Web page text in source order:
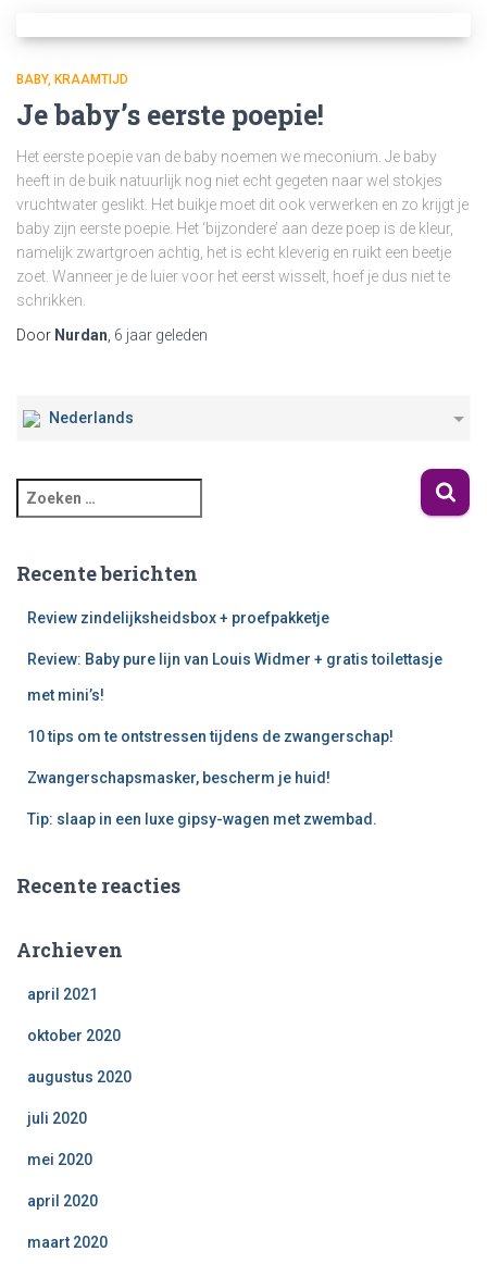
BABY KRAAMTIJD
Je baby’s eerste poepie!
Het eerste poepie van de baby noemen we meconium. Je baby
heeft in de buik natuurlijk nog niet echt gegeten naar wel stokjes
vruchtwater geslikt. Het buikje moet dit ook verwerken en zo krijgt je
baby zijn eerste poepie. Het ‘bijzondere’ aan deze poep is de kleur,
namelijk zwartgroen achtig, het is echt kleverig en ruikt een beetje
zoet. Wanneer je de luier voor het eerst wisselt, hoef je dus niet te
schrikken.
Door Nurdan 6 jaar geleden
Nederlands
Recente berichten
Review zindelijksheidsbox + proefpakketje
Review: Baby pure lijn van Louis Widmer + gratis toilettasje
met mini’s!
10 tips om te ontstressen tijdens de zwangerschap!
Zwangerschapsmasker, bescherm je huid!
Tip: slaap in een luxe gipsy-wagen met zwembad.
Recente reacties
Archieven
april 2021
oktober 2020
augustus 2020
juli 2020
mei 2020
april 2020
maart 2020